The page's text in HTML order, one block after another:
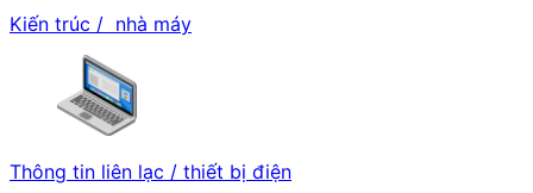
Kiến trúc / nhà máy
Thông tin liên lạc / thiết bị điện